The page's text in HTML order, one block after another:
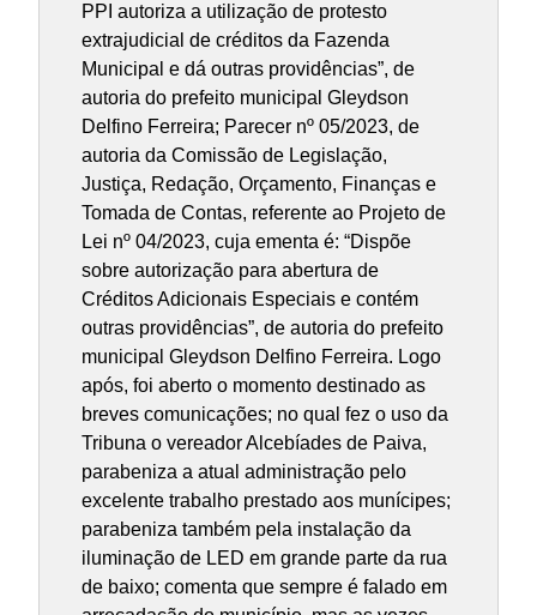
PPI autoriza a utilização de protesto
extrajudicial de créditos da Fazenda
Municipal e dá outras providências”, de
autoria do prefeito municipal Gleydson
Delfino Ferreira; Parecer nº 05/2023, de
autoria da Comissão de Legislação,
Justiça, Redação, Orçamento, Finanças e
Tomada de Contas, referente ao Projeto de
Lei nº 04/2023, cuja ementa é: “Dispõe
sobre autorização para abertura de
Créditos Adicionais Especiais e contém
outras providências”, de autoria do prefeito
municipal Gleydson Delfino Ferreira. Logo
após, foi aberto o momento destinado as
breves comunicações; no qual fez o uso da
Tribuna o vereador Alcebíades de Paiva,
parabeniza a atual administração pelo
excelente trabalho prestado aos munícipes;
parabeniza também pela instalação da
iluminação de LED em grande parte da rua
de baixo; comenta que sempre é falado em